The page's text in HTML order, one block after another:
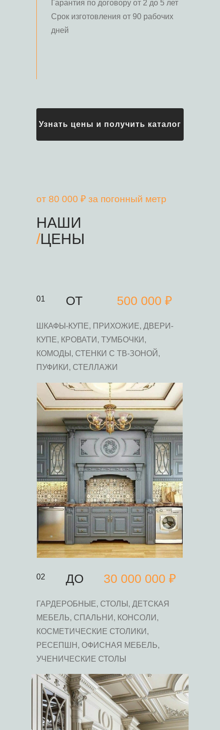
Гарантия по договору от 2 до 5 лет
Срок изготовления от 90 рабочих
дней
Узнать цены и получить каталог
НАШИ
/ЦЕНЫ
от 80 000 ₽ за погонный метр
ОТ
01 500 000 ₽
ШКАФЫ-КУПЕ, ПРИХОЖИЕ, ДВЕРИ-
КУПЕ, КРОВАТИ, ТУМБОЧКИ,
КОМОДЫ, СТЕНКИ С ТВ-ЗОНОЙ,
ПУФИКИ, СТЕЛЛАЖИ
ДО
02 30 000 000 ₽
ГАРДЕРОБНЫЕ, СТОЛЫ, ДЕТСКАЯ
МЕБЕЛЬ, СПАЛЬНИ, КОНСОЛИ,
КОСМЕТИЧЕСКИЕ СТОЛИКИ,
РЕСЕПШН, ОФИСНАЯ МЕБЕЛЬ,
УЧЕНИЧЕСКИЕ СТОЛЫ